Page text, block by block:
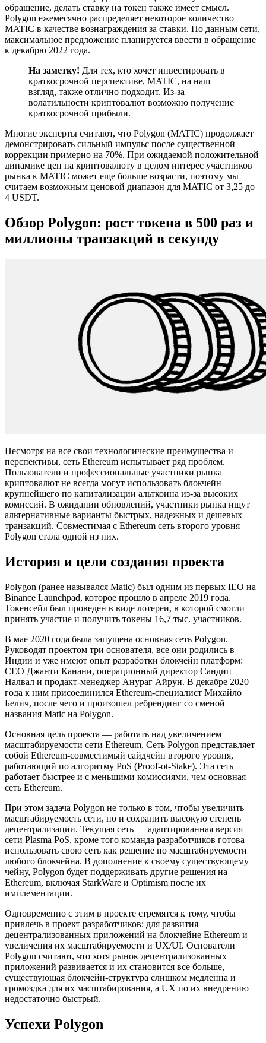
обращение, делать ставку на токен также имеет смысл.
Polygon ежемесячно распределяет некоторое количество
MATIC в качестве вознаграждения за ставки. По данным сети,
максимальное предложение планируется ввести в обращение
к декабрю 2022 года.
На заметку! Для тех, кто хочет инвестировать в
краткосрочной перспективе, MATIC, на наш
взгляд, также отлично подходит. Из-за
волатильности криптовалют возможно получение
краткосрочной прибыли.
Многие эксперты считают, что Polygon (MATIC) продолжает
демонстрировать сильный импульс после существенной
коррекции примерно на 70%. При ожидаемой положительной
динамике цен на криптовалюту в целом интерес участников
рынка к MATIC может еще больше возрасти, поэтому мы
считаем возможным ценовой диапазон для MATIC от 3,25 до
4 USDT.
Обзор Polygon: рост токена в 500 раз и
миллионы транзакций в секунду
Несмотря на все свои технологические преимущества и
перспективы, сеть Ethereum испытывает ряд проблем.
Пользователи и профессиональные участники рынка
криптовалют не всегда могут использовать блокчейн
крупнейшего по капитализации альткоина из-за высоких
комиссий. В ожидании обновлений, участники рынка ищут
альтернативные варианты быстрых, надежных и дешевых
транзакций. Совместимая с Ethereum сеть второго уровня
Polygon стала одной из них.
История и цели создания проекта
Polygon (ранее назывался Matic) был одним из первых IEO на
Binance Launchpad, которое прошло в апреле 2019 года.
Токенсейл был проведен в виде лотереи, в которой смогли
принять участие и получить токены 16,7 тыс. участников.
В мае 2020 года была запущена основная сеть Polygon.
Руководят проектом три основателя, все они родились в
Индии и уже имеют опыт разработки блокчейн платформ:
СEO Джанти Канани, операционный директор Сандип
Налвал и продакт-менеджер Анураг Айрун. В декабре 2020
года к ним присоединился Ethereum-специалист Mихайло
Белич, после чего и произошел ребрендинг cо сменой
названия Matic на Polygon.
Основная цель проекта — работать над увеличением
масштабируемости сети Ethereum. Сеть Polygon представляет
собой Ethereum-совместимый сайдчейн второго уровня,
работающий по алгоритму PoS (Proof-ot-Stake). Эта сеть
работает быстрее и с меньшими комиссиями, чем основная
сеть Ethereum.
При этом задача Polygon не только в том, чтобы увеличить
масштабируемость сети, но и сохранить высокую степень
децентрализации. Текущая сеть — адаптированная версия
сети Plasma PoS, кроме того команда разработчиков готова
использовать свою сеть как решение по масштабируемости
любого блокчейна. В дополнение к своему существующему
чейну, Polygon будет поддерживать другие решения на
Ethereum, включая StarkWare и Optimism после их
имплементации.
Одновременно с этим в проекте стремятся к тому, чтобы
привлечь в проект разработчиков: для развития
децентрализованных приложений на блокчейне Ethereum и
увеличения их масштабируемости и UX/UI. Основатели
Polygon считают, что хотя рынок децентрализованных
приложений развивается и их становится все больше,
существующая блокчейн-структура слишком медленна и
громоздка для их масштабирования, а UX по их внедрению
недостаточно быстрый.
Успехи Polygon